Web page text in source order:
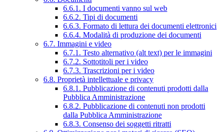
6.6.1. I documenti vanno sul web
6.6.2. Tipi di documenti
6.6.3. Formato di lettura dei documenti elettronici
6.6.4. Modalità di produzione dei documenti
6.7. Immagini e video
6.7.1. Testo alternativo (alt text) per le immagini
6.7.2. Sottotitoli per i video
6.7.3. Trascrizioni per i video
6.8. Proprietà intellettuale e privacy
6.8.1. Pubblicazione di contenuti prodotti dalla
Pubblica Amministrazione
6.8.2. Pubblicazione di contenuti non prodotti
dalla Pubblica Amministrazione
6.8.3. Consenso dei soggetti ritratti